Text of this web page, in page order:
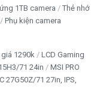
1TB camera
Thẻ nhớ
Phụ kiện camera
1290k
LCD Gaming
71 24in
MSI PRO
27G50Z/71 27in, IPS,